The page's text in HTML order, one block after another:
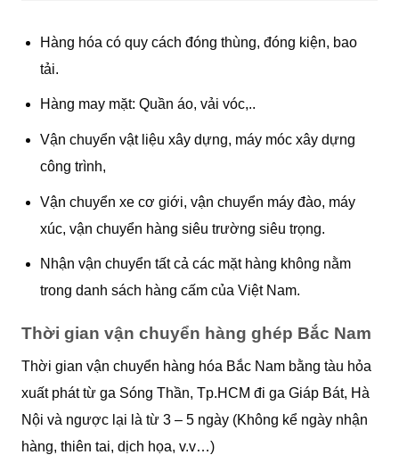
Hàng hóa có quy cách đóng thùng, đóng kiện, bao
tải.
Hàng may mặt: Quần áo, vải vóc,..
Vận chuyển vật liệu xây dựng, máy móc xây dựng
công trình,
Vận chuyển xe cơ giới, vận chuyển máy đào, máy
xúc, vận chuyển hàng siêu trường siêu trọng.
Nhận vận chuyển tất cả các mặt hàng không nằm
trong danh sách hàng cấm của Việt Nam.
Thời gian vận chuyển hàng ghép Bắc Nam
Thời gian vận chuyển hàng hóa Bắc Nam bằng tàu hỏa
xuất phát từ ga Sóng Thần, Tp.HCM đi ga Giáp Bát, Hà
Nội và ngược lại là từ 3 – 5 ngày (Không kể ngày nhận
hàng, thiên tai, dịch họa, v.v…)